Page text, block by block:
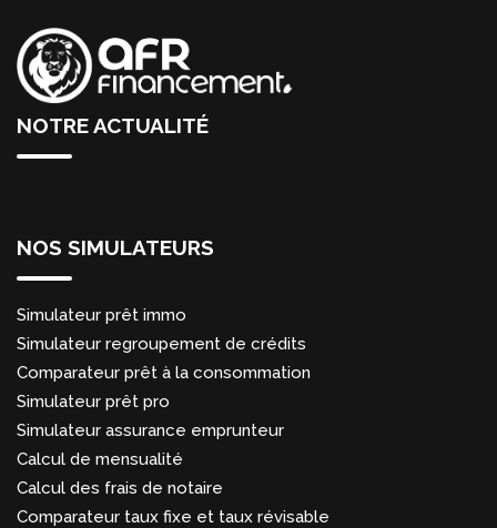
NOTRE ACTUALITÉ
NOS SIMULATEURS
Simulateur prêt immo
Simulateur regroupement de crédits
Comparateur prêt à la consommation
Simulateur prêt pro
Simulateur assurance emprunteur
Calcul de mensualité
Calcul des frais de notaire
Comparateur taux fixe et taux révisable